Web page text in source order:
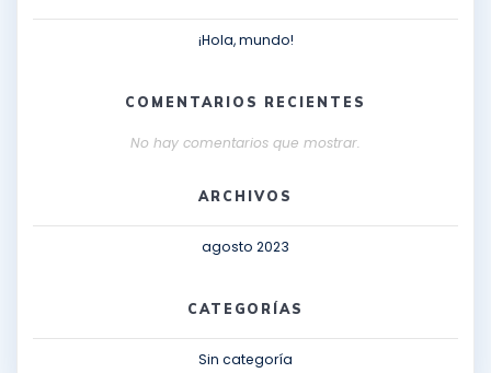
¡Hola, mundo!
COMENTARIOS RECIENTES
No hay comentarios que mostrar.
ARCHIVOS
agosto 2023
CATEGORÍAS
Sin categoría